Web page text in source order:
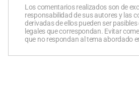
Los comentarios realizados son de
responsabilidad de sus autores y las
derivadas de ellos pueden ser
legales que correspondan. Evitar
que no respondan al tema abordado